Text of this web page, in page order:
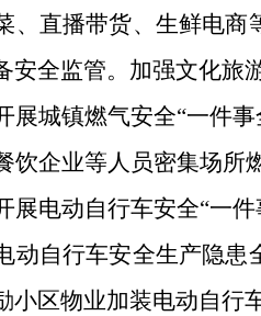
、直播带货、生鲜电
安全监管。加强文化旅
展城镇燃气安全“一件
饮企业等人员密集场所
展电动自行车安全“一
动自行车安全生产隐患
小区物业加装电动自行